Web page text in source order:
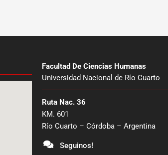
Facultad De Ciencias Humanas
Universidad Nacional de Río Cuarto
Ruta Nac. 36
KM. 601
Río Cuarto – Córdoba – Argentina
Seguinos!